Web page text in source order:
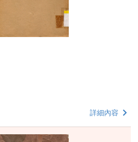
詳細內容